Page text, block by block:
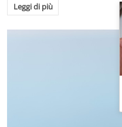
Leggi di più